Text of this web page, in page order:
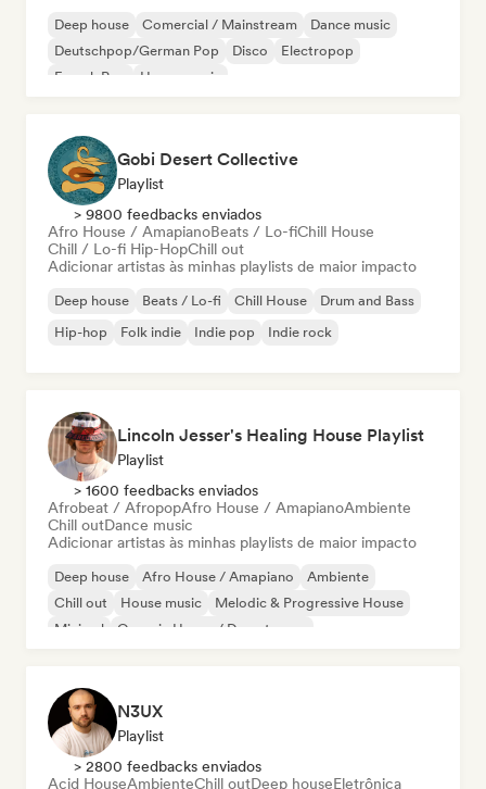
Deep house Comercial / Mainstream
Dance music
Deutschpop/German Pop
Disco
Electropop
French Pop
House music
Gobi Desert Collective
Playlist
> 9800 feedbacks enviados
Afro House / AmapianoBeats / Lo-fiChill House
Chill / Lo-fi Hip-HopChill out
Adicionar artistas às minhas playlists de maior impacto
Deep house Beats / Lo-fi Chill House
Drum and Bass
Hip-hop
Folk indie Indie pop Indie rock
Lincoln Jesser's Healing House Playlist
Playlist
> 1600 feedbacks enviados
Afrobeat / AfropopAfro House / AmapianoAmbiente
Chill outDance music
Adicionar artistas às minhas playlists de maior impacto
Deep house Afro House / Amapiano
Ambiente
Chill out
House music
Melodic & Progressive House
Minimal
Organic House / Downtempo
N3UX
Playlist
> 2800 feedbacks enviados
Acid HouseAmbienteChill outDeep houseEletrônica